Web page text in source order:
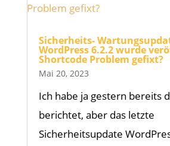
Sicherheits-
WordPress 6.2.2 wurde
Shortcode Problem gefixt?
Mai 20, 2023
Ich habe ja gestern bereits
berichtet, aber das letzte
Sicherheitsupdate